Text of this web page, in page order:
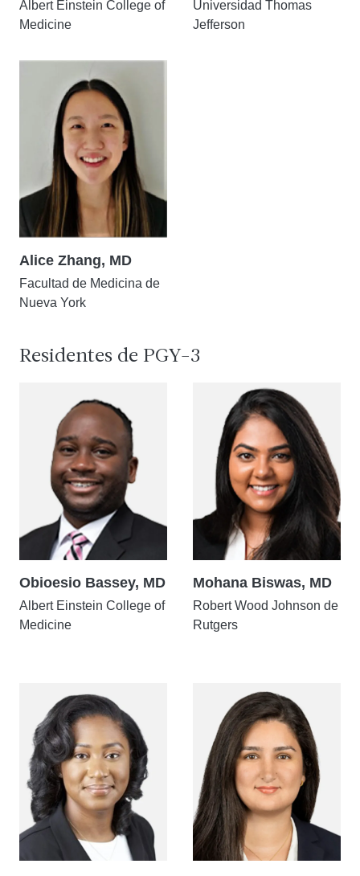
Albert Einstein College of
Medicine
Universidad Thomas
Jefferson
Alice Zhang, MD
Facultad de Medicina de
Nueva York
Residentes de PGY-3
Obioesio Bassey, MD
Albert Einstein College of
Medicine
Mohana Biswas, MD
Robert Wood Johnson de
Rutgers